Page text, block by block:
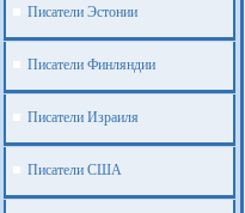
Писатели Эстонии
Писатели Финляндии
Писатели Израиля
Писатели США